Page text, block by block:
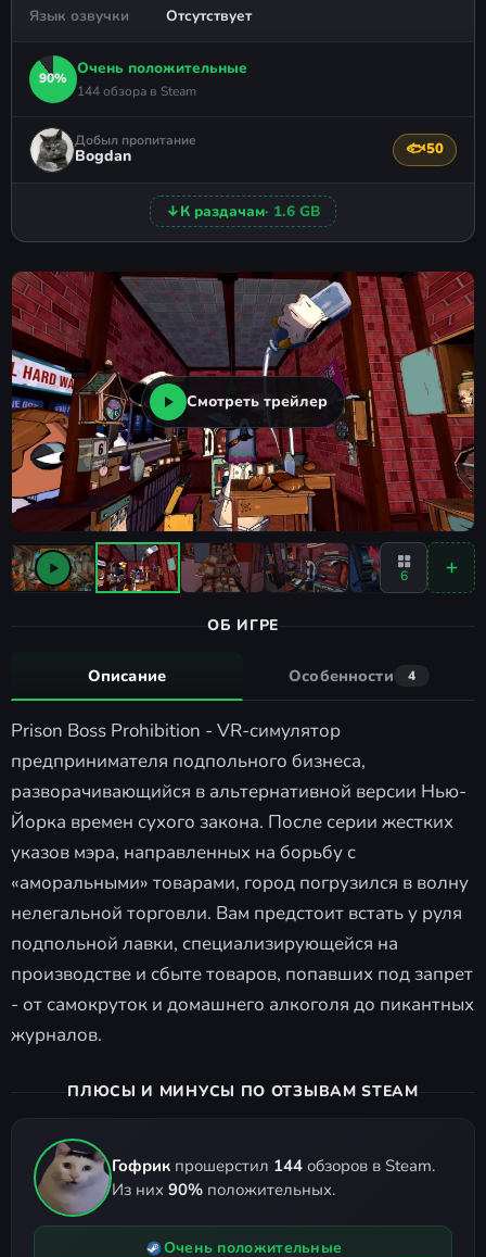
Язык озвучки
Отсутствует
90%
Очень положительные
144 обзора в Steam
Добыл пропитание
Bogdan 🐟50
↓К раздачам· 1.6 GB
Смотреть трейлер
6
ОБ ИГРЕ
Описание Особенности 4
Prison Boss Prohibition - VR-симулятор
предпринимателя подпольного бизнеса,
разворачивающийся в альтернативной версии Нью-
Йорка времен сухого закона. После серии жестких
указов мэра, направленных на борьбу с
«аморальными» товарами, город погрузился в волну
нелегальной торговли. Вам предстоит встать у руля
подпольной лавки, специализирующейся на
производстве и сбыте товаров, попавших под запрет
- от самокруток и домашнего алкоголя до пикантных
журналов.
ПЛЮСЫ И МИНУСЫ ПО ОТЗЫВАМ STEAM
Гофрик прошерстил 144 обзоров в Steam.
Из них 90% положительных.
Очень положительные